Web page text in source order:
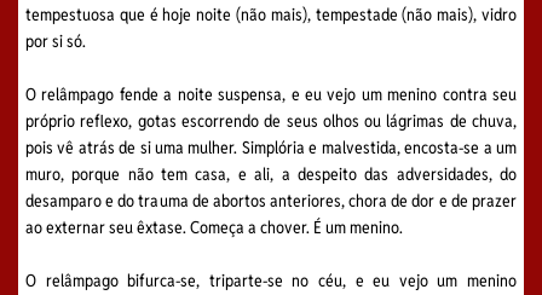
tempestuosa que é hoje noite (não mais), tempestade (não mais), vidro
por si só.
O relâmpago fende a noite suspensa, e eu vejo um menino contra seu
próprio reflexo, gotas escorrendo de seus olhos ou lágrimas de chuva,
pois vê atrás de si uma mulher. Simplória e malvestida, encosta-se a um
muro, porque não tem casa, e ali, a despeito das adversidades, do
desamparo e do trauma de abortos anteriores, chora de dor e de prazer
ao externar seu êxtase. Começa a chover. É um menino.
O relâmpago bifurca-se, triparte-se no céu, e eu vejo um menino